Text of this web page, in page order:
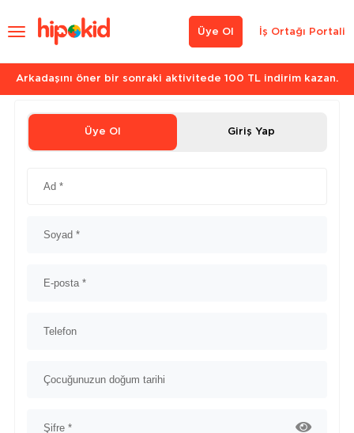
İş Ortağı Portali
Üye Ol
Arkadaşını öner bir sonraki aktivitede 100 TL indirim kazan.
Üye Ol Giriş Yap